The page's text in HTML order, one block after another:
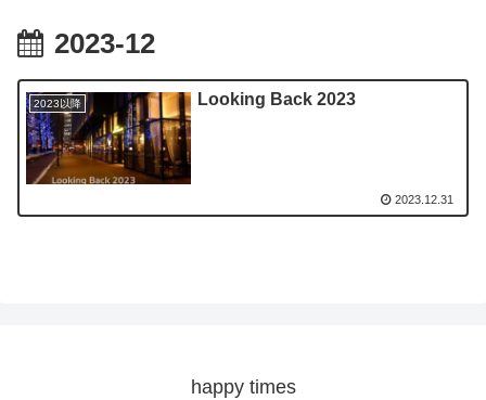
2023-12
2023以降 Looking Back 2023
2023.12.31
happy times